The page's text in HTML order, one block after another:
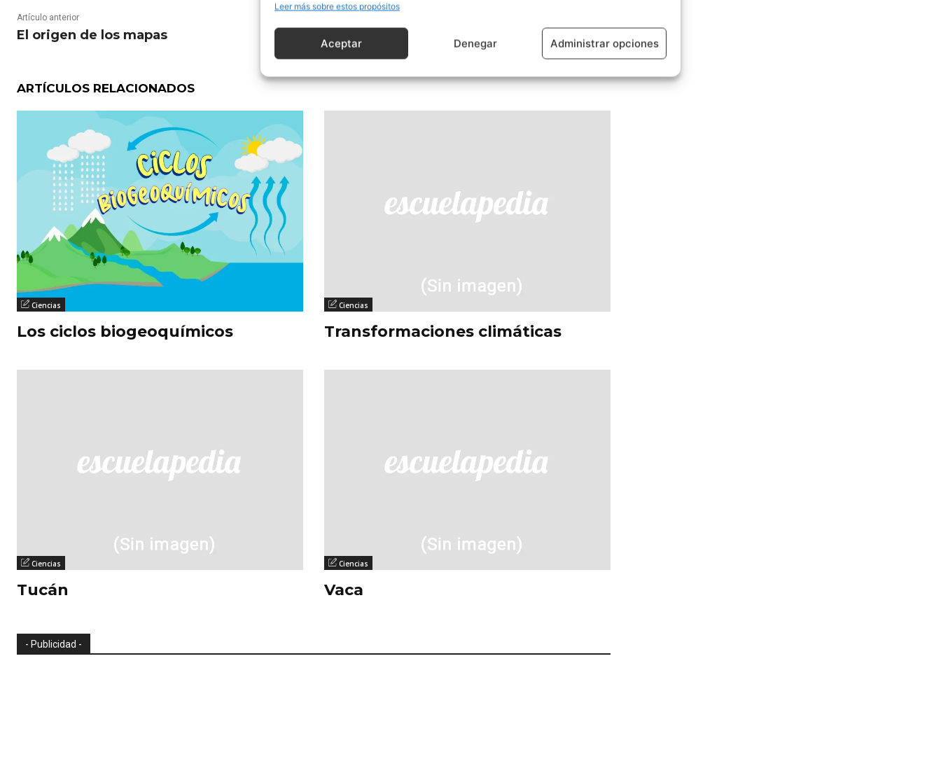
Leer más sobre estos propósitos
Aceptar Denegar Administrar opciones
Artículo anterior
El origen de los mapas Célula de organismos procariotas
ARTÍCULOS RELACIONADOS
Ciencias
Los ciclos biogeoquímicos
Ciencias
Transformaciones climáticas
Ciencias
Tucán
Ciencias
Vaca
- Publicidad -